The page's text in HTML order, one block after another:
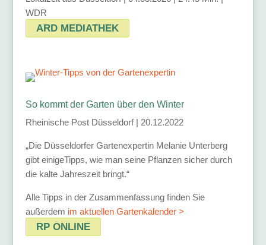
WDR
ARD MEDIATHEK
So kommt der Garten über den Winter
Rheinische Post Düsseldorf | 20.12.2022
„Die Düsseldorfer Gartenexpertin Melanie Unterberg
gibt einigeTipps, wie man seine Pflanzen sicher durch
die kalte Jahreszeit bringt.“
Alle Tipps in der Zusammenfassung finden Sie
außerdem im aktuellen Gartenkalender >
RP ONLINE